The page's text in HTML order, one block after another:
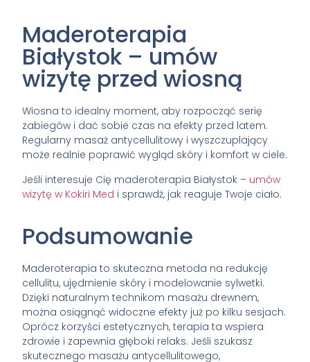
Maderoterapia
Białystok – umów
wizytę przed wiosną
Wiosna to idealny moment, aby rozpocząć serię
zabiegów i dać sobie czas na efekty przed latem.
Regularny masaż antycellulitowy i wyszczuplający
może realnie poprawić wygląd skóry i komfort w ciele.
Jeśli interesuje Cię maderoterapia Białystok – umów
wizytę w Kokiri Med i sprawdź, jak reaguje Twoje ciało.
Podsumowanie
Maderoterapia to skuteczna metoda na redukcję
cellulitu, ujędrnienie skóry i modelowanie sylwetki.
Dzięki naturalnym technikom masażu drewnem,
można osiągnąć widoczne efekty już po kilku sesjach.
Oprócz korzyści estetycznych, terapia ta wspiera
zdrowie i zapewnia głęboki relaks. Jeśli szukasz
skutecznego masażu antycellulitowego,